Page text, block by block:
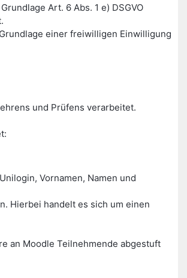
Art. 6 Abs. 1 e) DSGVO
einer freiwilligen Einwilligung
und Prüfens verarbeitet.
Vornamen, Namen und
Hierbei handelt es sich um einen
an Moodle Teilnehmende abgestuft